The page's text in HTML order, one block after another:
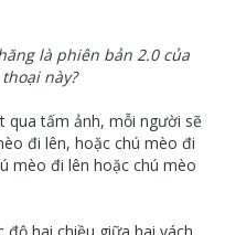
là phiên bản 2.0 của
này?
qua tấm ảnh, mỗi người sẽ
đi lên, hoặc chú mèo đi
mèo đi lên hoặc chú mèo